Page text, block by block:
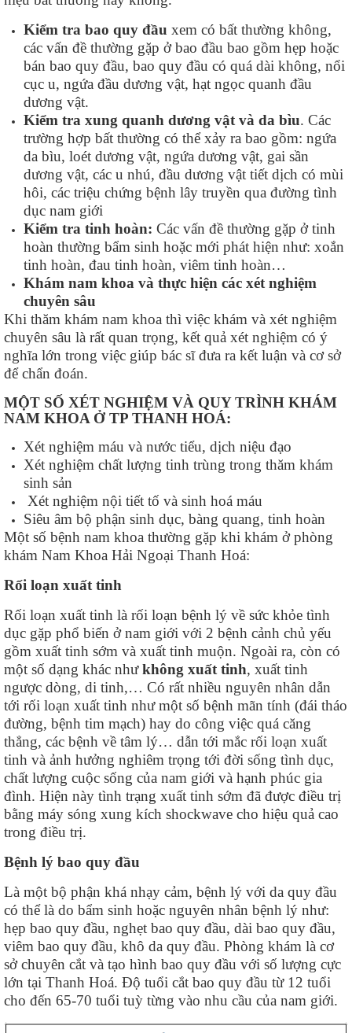
Kiểm tra bao quy đầu xem có bất thường không,
các vấn đề thường gặp ở bao đầu bao gồm hẹp hoặc
bán bao quy đầu, bao quy đầu có quá dài không, nổi
cục u, ngứa đầu dương vật, hạt ngọc quanh đầu
dương vật.
Kiểm tra xung quanh dương vật và da bìu. Các
trường hợp bất thường có thể xảy ra bao gồm: ngứa
da bìu, loét dương vật, ngứa dương vật, gai sần
dương vật, các u nhú, đầu dương vật tiết dịch có mùi
hôi, các triệu chứng bệnh lây truyền qua đường tình
dục nam giới
Kiểm tra tinh hoàn: Các vấn đề thường gặp ở tinh
hoàn thường bẩm sinh hoặc mới phát hiện như: xoắn
tinh hoàn, đau tinh hoàn, viêm tinh hoàn…
Khám nam khoa và thực hiện các xét nghiệm
chuyên sâu
Khi thăm khám nam khoa thì việc khám và xét nghiệm
chuyên sâu là rất quan trọng, kết quả xét nghiệm có ý
nghĩa lớn trong việc giúp bác sĩ đưa ra kết luận và cơ sở
để chẩn đoán.
MỘT SỐ XÉT NGHIỆM VÀ QUY TRÌNH KHÁM
NAM KHOA Ở TP THANH HOÁ:
Xét nghiệm máu và nước tiểu, dịch niệu đạo
Xét nghiệm chất lượng tinh trùng trong thăm khám
sinh sản
Xét nghiệm nội tiết tố và sinh hoá máu
Siêu âm bộ phận sinh dục, bàng quang, tinh hoàn
Một số bệnh nam khoa thường gặp khi khám ở phòng
khám Nam Khoa Hải Ngoại Thanh Hoá:
Rối loạn xuất tinh
Rối loạn xuất tinh là rối loạn bệnh lý về sức khỏe tình
dục gặp phổ biến ở nam giới với 2 bệnh cảnh chủ yếu
gồm xuất tinh sớm và xuất tinh muộn. Ngoài ra, còn có
một số dạng khác nhưkhông xuất tinh, xuất tinh
ngược dòng, di tinh,… Có rất nhiều nguyên nhân dẫn
tới rối loạn xuất tinh như một số bệnh mãn tính (đái tháo
đường, bệnh tim mạch) hay do công việc quá căng
thẳng, các bệnh về tâm lý… dẫn tới mắc rối loạn xuất
tinh và ảnh hưởng nghiêm trọng tới đời sống tình dục,
chất lượng cuộc sống của nam giới và hạnh phúc gia
đình. Hiện này tình trạng xuất tinh sớm đã được điều trị
bằng máy sóng xung kích shockwave cho hiệu quả cao
trong điều trị.
Bệnh lý bao quy đầu
Là một bộ phận khá nhạy cảm, bệnh lý với da quy đầu
có thể là do bẩm sinh hoặc nguyên nhân bệnh lý như:
hẹp bao quy đầu, nghẹt bao quy đầu, dài bao quy đầu,
viêm bao quy đầu, khô da quy đầu. Phòng khám là cơ
sở chuyên cắt và tạo hình bao quy đầu với số lượng cực
lớn tại Thanh Hoá. Độ tuổi cắt bao quy đầu từ 12 tuổi
cho đến 65-70 tuổi tuỳ từng vào nhu cầu của nam giới.